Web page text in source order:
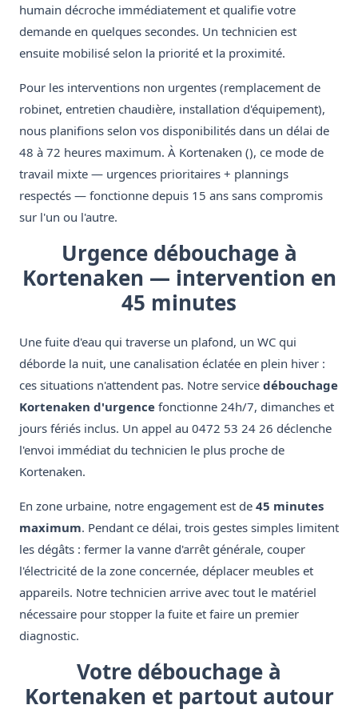
humain décroche immédiatement et qualifie votre
demande en quelques secondes. Un technicien est
ensuite mobilisé selon la priorité et la proximité.
Pour les interventions non urgentes (remplacement de
robinet, entretien chaudière, installation d'équipement),
nous planifions selon vos disponibilités dans un délai de
48 à 72 heures maximum. À Kortenaken (), ce mode de
travail mixte — urgences prioritaires + plannings
respectés — fonctionne depuis 15 ans sans compromis
sur l'un ou l'autre.
Urgence débouchage à
Kortenaken — intervention en
45 minutes
Une fuite d'eau qui traverse un plafond, un WC qui
déborde la nuit, une canalisation éclatée en plein hiver :
ces situations n'attendent pas. Notre service débouchage
Kortenaken d'urgence fonctionne 24h/7, dimanches et
jours fériés inclus. Un appel au 0472 53 24 26 déclenche
l'envoi immédiat du technicien le plus proche de
Kortenaken.
En zone urbaine, notre engagement est de 45 minutes
maximum. Pendant ce délai, trois gestes simples limitent
les dégâts : fermer la vanne d'arrêt générale, couper
l'électricité de la zone concernée, déplacer meubles et
appareils. Notre technicien arrive avec tout le matériel
nécessaire pour stopper la fuite et faire un premier
diagnostic.
Votre débouchage à
Kortenaken et partout autour